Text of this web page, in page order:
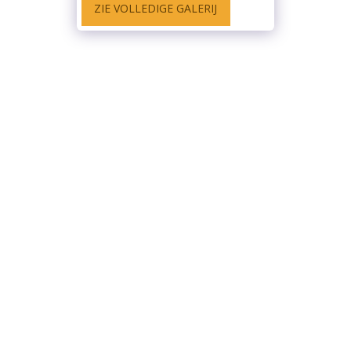
ZIE VOLLEDIGE GALERIJ